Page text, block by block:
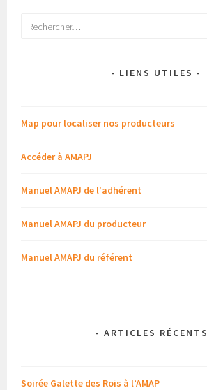
Rechercher :
- LIENS UTILES -
Map pour localiser nos producteurs
Accéder à AMAPJ
Manuel AMAPJ de l'adhérent
Manuel AMAPJ du producteur
Manuel AMAPJ du référent
- ARTICLES RÉCENTS
Soirée Galette des Rois à l’AMAP